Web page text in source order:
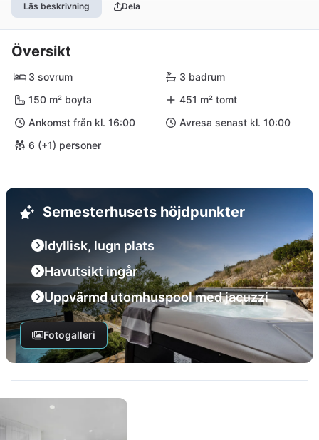
Läs beskrivning Dela
Översikt
3 sovrum
3 badrum
150 m² boyta
451 m² tomt
Ankomst från kl. 16:00
Avresa senast kl. 10:00
6 (+1) personer
Semesterhusets höjdpunkter
Idyllisk, lugn plats
Havutsikt ingår
Uppvärmd utomhuspool med jacuzzi
Fotogalleri